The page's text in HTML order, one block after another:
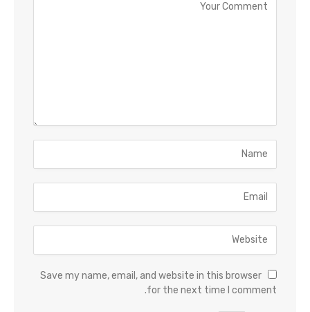
Save my name, email, and website in this browser
for the next time I comment.